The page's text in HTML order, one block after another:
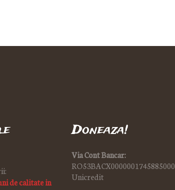
de calitate in
Doneaza!
Via Cont Bancar:
RO53BACX0000001745885000
Unicredit